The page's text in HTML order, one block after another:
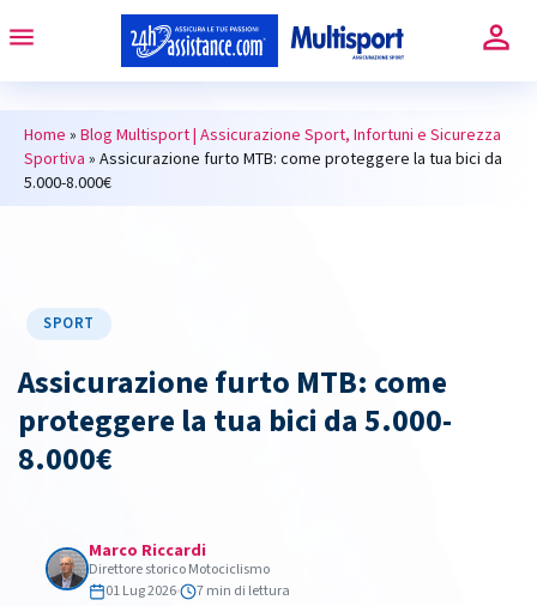
Home » Blog Multisport | Assicurazione Sport, Infortuni e Sicurezza
Sportiva » Assicurazione furto MTB: come proteggere la tua bici da
5.000-8.000€
SPORT
Assicurazione furto MTB: come
proteggere la tua bici da 5.000-
8.000€
Marco Riccardi
Direttore storico Motociclismo
01 Lug 2026
7 min di lettura